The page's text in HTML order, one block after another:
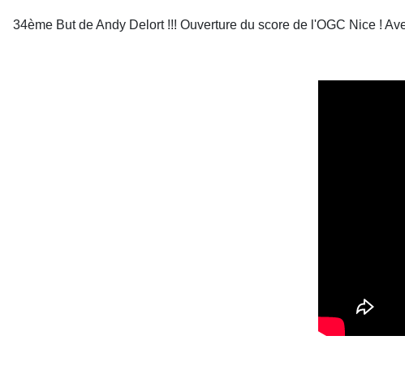
34ème But de Andy Delort !!! Ouverture du score de l'OGC Nice !